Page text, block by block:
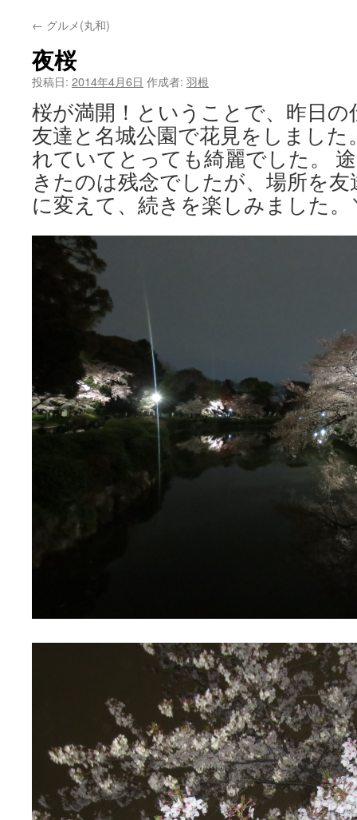
← グルメ(丸和)
夜桜
投稿日: 2014年4月6日 作成者: 羽根
桜が満開！ということで、昨日
友達と名城公園で花見をしまし
れていてとっても綺麗でした。
きたのは残念でしたが、場所を
に変えて、続きを楽しみました。